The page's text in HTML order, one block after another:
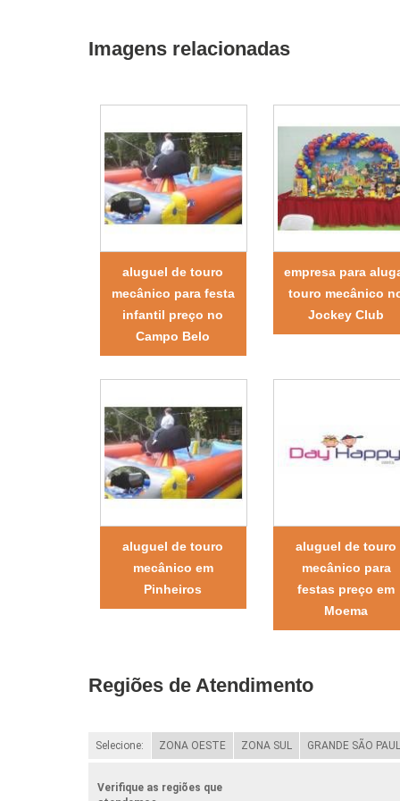
Imagens relacionadas
aluguel de touro
mecânico para festa
infantil preço no
Campo Belo
empresa para
touro mecânico
Jockey Club
aluguel de touro
mecânico em
Pinheiros
aluguel de touro
mecânico para
festas preço em
Moema
Regiões de Atendimento
Selecione: ZONA OESTE ZONA SUL GRANDE SÃO
Verifique as regiões que